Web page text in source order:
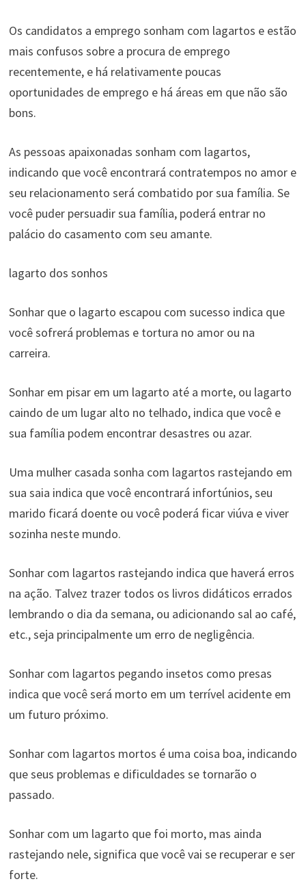
Os candidatos a emprego sonham com lagartos e estão
mais confusos sobre a procura de emprego
recentemente, e há relativamente poucas
oportunidades de emprego e há áreas em que não são
bons.
As pessoas apaixonadas sonham com lagartos,
indicando que você encontrará contratempos no amor e
seu relacionamento será combatido por sua família. Se
você puder persuadir sua família, poderá entrar no
palácio do casamento com seu amante.
lagarto dos sonhos
Sonhar que o lagarto escapou com sucesso indica que
você sofrerá problemas e tortura no amor ou na
carreira.
Sonhar em pisar em um lagarto até a morte, ou lagarto
caindo de um lugar alto no telhado, indica que você e
sua família podem encontrar desastres ou azar.
Uma mulher casada sonha com lagartos rastejando em
sua saia indica que você encontrará infortúnios, seu
marido ficará doente ou você poderá ficar viúva e viver
sozinha neste mundo.
Sonhar com lagartos rastejando indica que haverá erros
na ação. Talvez trazer todos os livros didáticos errados
lembrando o dia da semana, ou adicionando sal ao café,
etc., seja principalmente um erro de negligência.
Sonhar com lagartos pegando insetos como presas
indica que você será morto em um terrível acidente em
um futuro próximo.
Sonhar com lagartos mortos é uma coisa boa, indicando
que seus problemas e dificuldades se tornarão o
passado.
Sonhar com um lagarto que foi morto, mas ainda
rastejando nele, significa que você vai se recuperar e ser
forte.